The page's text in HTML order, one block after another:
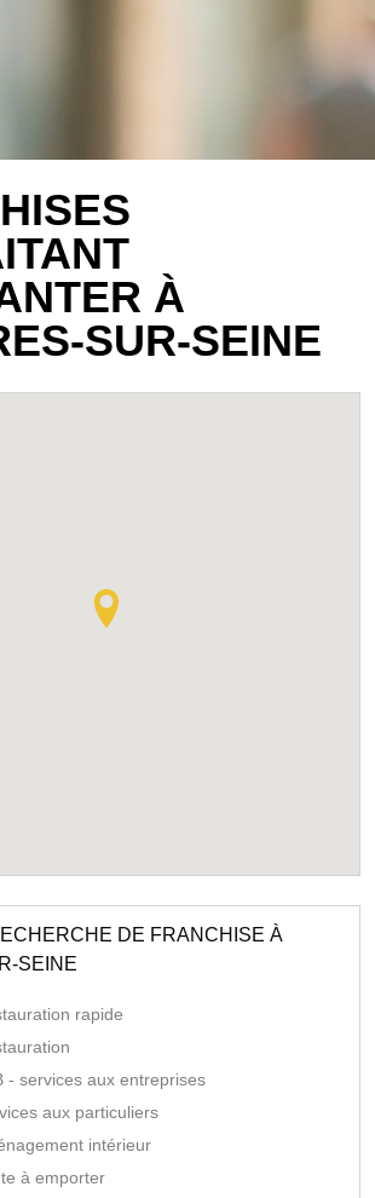
À
SUR-SEINE
DE FRANCHISE À
SEINE
rapide
- services aux entreprises
aux particuliers
intérieur
à emporter